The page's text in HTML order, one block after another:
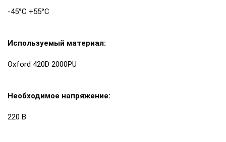
-45°С +55°С
Используемый материал:
Oxford 420D 2000PU
Необходимое напряжение:
220 В